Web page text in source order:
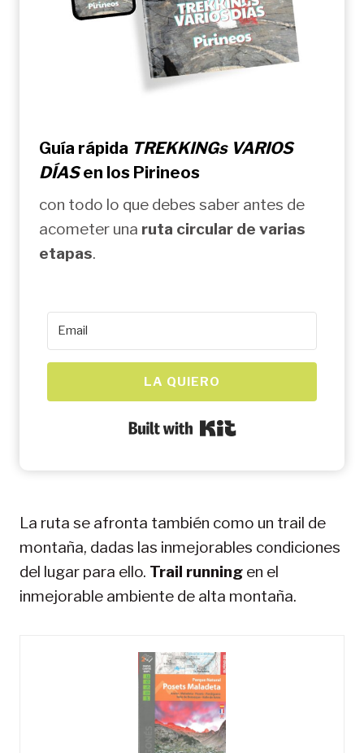
Guía rápida TREKKINGs VARIOS
DÍASen los Pirineos
con todo lo que debes saber antes de
acometer una ruta circular de varias
etapas.
LA QUIERO
La ruta se afronta también como un trail de
montaña, dadas las inmejorables condiciones
del lugar para ello. Trail running en el
inmejorable ambiente de alta montaña.